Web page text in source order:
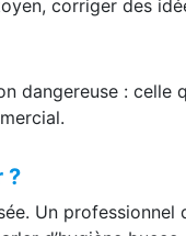
présence
corriger des
: celle
?